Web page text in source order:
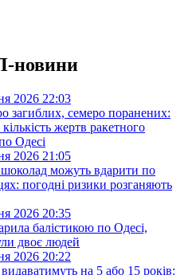
новини
2026 22:03
загиблих, семеро поранених:
кількість жертв ракетного
Одесі
2026 21:05
шоколад можуть вдарити по
погодні ризики розганяють
2026 20:35
балістикою по Одесі,
двоє людей
2026 20:22
на 5 або 15 років: